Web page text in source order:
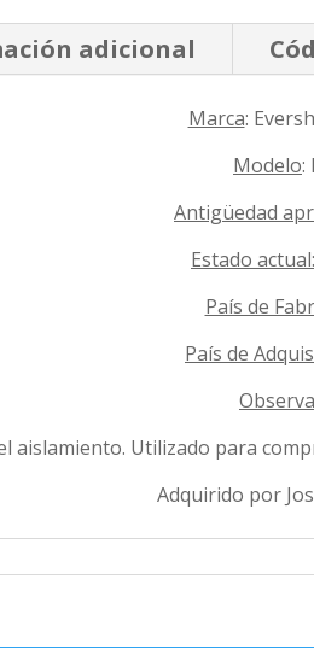
adicional
Marca:
Modelo:
Antigüedad
Estado actual:
País de
País de
aislamiento. Utilizado para
Adquirido por